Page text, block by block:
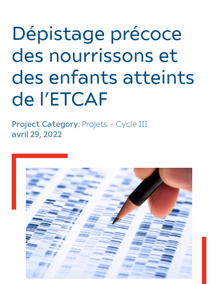
Dépistage précoce
des nourrissons et
des enfants atteints
de l’ETCAF
Project Category:Projets – Cycle III
avril 29, 2022